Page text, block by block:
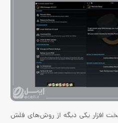
افزار یکی دیگه از روش‌های فلش